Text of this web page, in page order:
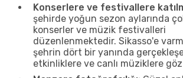
Konserlere ve festivallere
şehirde yoğun sezon aylarında
konserler ve müzik festivalleri
düzenlenmektedir. Sikasso'e
şehrin dört bir yanında
etkinliklere ve canlı müziklere göz